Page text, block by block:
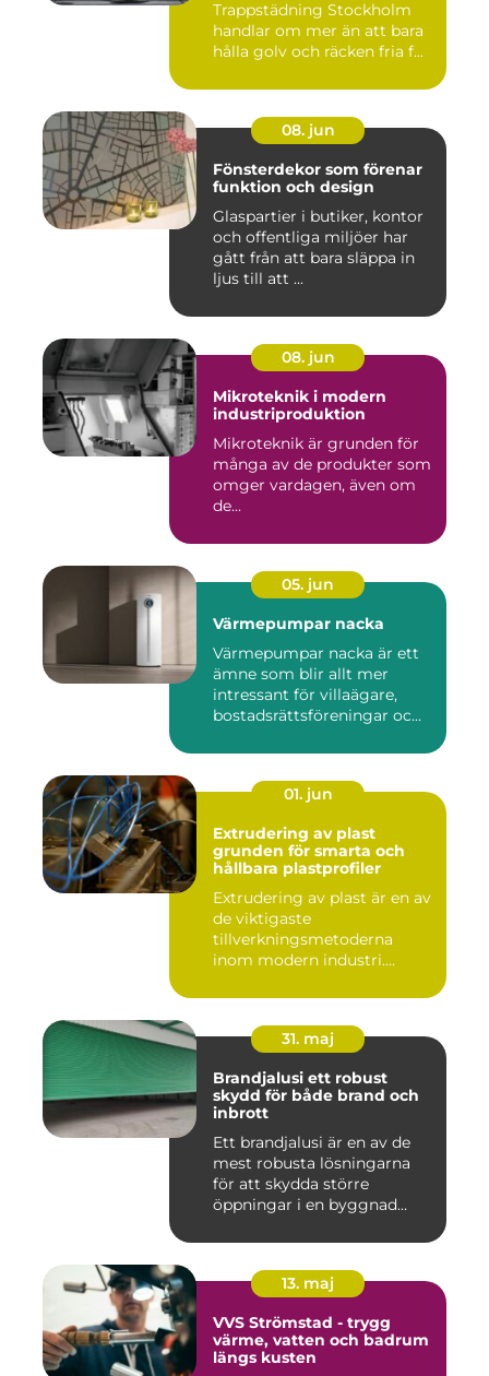
Trappstädning Stockholm
handlar om mer än att bara
hålla golv och räcken fria f...
08. jun
Fönsterdekor som förenar
funktion och design
Glaspartier i butiker, kontor
och offentliga miljöer har
gått från att bara släppa in
ljus till att ...
08. jun
Mikroteknik i modern
industriproduktion
Mikroteknik är grunden för
många av de produkter som
omger vardagen, även om
de...
05. jun
Värmepumpar nacka
Värmepumpar nacka är ett
ämne som blir allt mer
intressant för villaägare,
bostadsrättsföreningar oc...
01. jun
Extrudering av plast
grunden för smarta och
hållbara plastprofiler
Extrudering av plast är en av
de viktigaste
tillverkningsmetoderna
inom modern industri.
31. maj
Brandjalusi ett robust
skydd för både brand och
inbrott
Ett brandjalusi är en av de
mest robusta lösningarna
för att skydda större
öppningar i en byggnad
13. maj
VVS Strömstad - trygg
värme, vatten och badrum
längs kusten